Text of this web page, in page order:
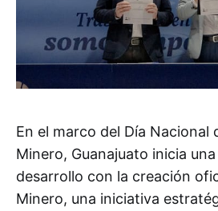
En el marco del Día Nacional
Minero, Guanajuato inicia
desarrollo con la creación
Minero, una iniciativa